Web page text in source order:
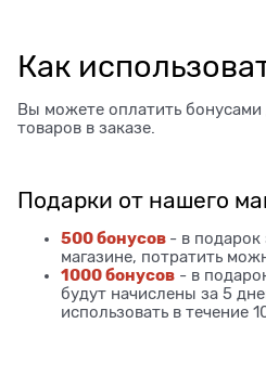
Как
Вы можете оплатить бонусами
товаров в заказе.
Подарки от нашего
500 бонусов - в подарок
магазине, потратить
1000 бонусов - в
будут начислены за 5
использовать в течение